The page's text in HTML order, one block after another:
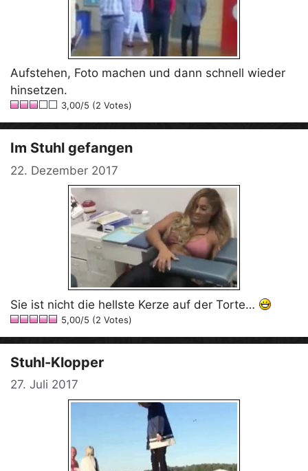
Aufstehen, Foto machen und dann schnell wieder
hinsetzen.
3,00/5 (2 Votes)
Im Stuhl gefangen
22. Dezember 2017
Sie ist nicht die hellste Kerze auf der Torte…
5,00/5 (2 Votes)
Stuhl-Klopper
27. Juli 2017